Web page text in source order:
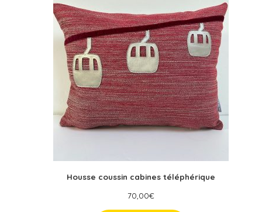
Housse coussin cabines téléphérique
70,00€